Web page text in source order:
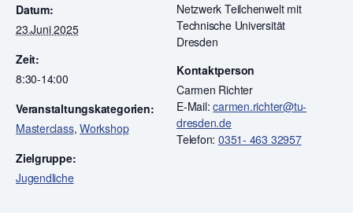
Datum:
23.Juni 2025
Zeit:
8:30-14:00
Veranstaltungskategorien:
Masterclass,Workshop
Zielgruppe:
Jugendliche
Netzwerk Teilchenwelt mit
Technische Universität
Dresden
Kontaktperson
Carmen Richter
E-Mail:carmen.richter@tu-
dresden.de
Telefon: 0351- 463 32957